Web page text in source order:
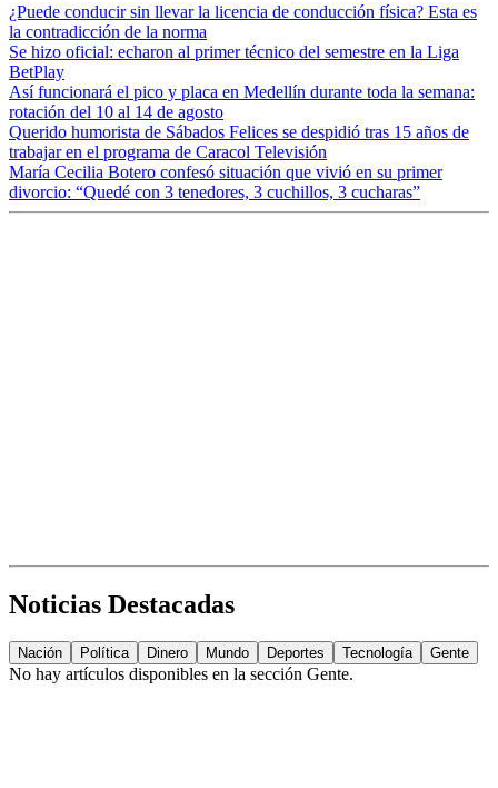
¿Puede conducir sin llevar la licencia de conducción física? Esta es
la contradicción de la norma
Se hizo oficial: echaron al primer técnico del semestre en la Liga
BetPlay
Así funcionará el pico y placa en Medellín durante toda la semana:
rotación del 10 al 14 de agosto
Querido humorista de Sábados Felices se despidió tras 15 años de
trabajar en el programa de Caracol Televisión
María Cecilia Botero confesó situación que vivió en su primer
divorcio: “Quedé con 3 tenedores, 3 cuchillos, 3 cucharas”
Noticias Destacadas
Nación Política Dinero Mundo Deportes Tecnología Gente
No hay artículos disponibles en la sección Gente.